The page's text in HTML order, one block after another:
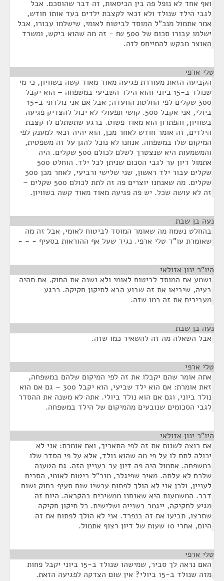
ואף אחד לא נופל פה בין הכיסאות, זה דבר שהוסכם. אבל
לגבי הילד שנולד ולא זכאי לקצבת ילדים בעד אותו חודש,
אמר אתמול מנכ"ל המוסד לביטוח לאומי, שישלמו עבורו, אבל
ישלמו עבורו סכום של 500 ₪ - זה מה שהוא ביקש, ומשרד
האוצר מבקש להתייחס לזה.
טלי ארפי
הקביעה הזאת מעוררת פגיעה מאוד מאוד קשה בשוויון, כי מי
שנולד ב-15 ביוני והוא הילד השביעי במשפחה – הוא יקבל
300 שקלים לפי החלטת הוועדה; אבל אם אני נולדתי ב-15
ביולי, אני אקבל 500. קושי תפעולי לא יכול להצדיק פגיעה
בשוויון, והפתרון הוא מאוד פשוט. ברגע שתשתלם לו קצבת
הילדים, זה אומר חודש לאחר מכן, הוא יהיה זכאי למענק לפי
המיקום שלו במשפחה. אנחנו לא נוכל להגן על זה משפטית,
והמשמעות היא שנצטרך לשלם לכולם 500 שקלים. היה
אתמול דיון ער לגבי הסכום שניתן לכל ילד. הוחלט 500
שקלים עבור ילד ראשון, שני שלישי ורביעי, לאחר מכן 300
שקלים. מה שאנחנו יוצרים פה זה לתת לכולם 500 שקלים –
זה לא עושה שכל. יש פה פגיעה מאוד מאוד קשה בשוויון.
נעה בן שבת
בהחלט נשמח מה שאומר המוסד לביטוח לאומי, אבל זה מה
שאומרת עו"ד טלי ארפי. נגיד שעל אף ההוראות בסעיף - - -
היו"ר ינון אזולאי
נשמע את המוסד לביטוח לאומי ולא נשנה את החוק. אם תהיה
בעיה, שיביאו את זה שבוע הבא לתיקון חקיקה. כרגע
מעבירים את זה כמו שזה.
נעה בן שבת
אבל השאלה מה זה להשאיר כמו שזה.
טלי ארפי
אתה אומר שהם יקבלו את זה לפי המיקום שלהם במשפחה,
זאת אומרת: אם הוא ילד שביעי, הוא יקבל 300 – גם אם הוא
נולד ביוני, וגם אם הוא נולד ביולי. אתה לא משנה את ההסדר
לגבי הסכומים שנובעים מהמיקום של הילד במשפחה.
היו"ר ינון אזולאי
את רוצה לשנות את זה לפי התאריך, ואת אומרת: אני לא
יכולה לתת לו על פי מה שהוא נולד, אלא על פי הסדר שלו
במשפחה. אתמול היה פה דיון ער בעניין הזה. גם הטענה
שלכם לא עלתה. מאיר שפיגלר, מנכ"ל ביטוח לאומי, הסכים
לעניין, ולכן אני לא הולך לפתוח עכשיו שום סעיף בחוק ושום
דבר. המשמעות היא שאנחנו ממשיכים בהקראה. היום זה
מגיע לחקיקה, ייגמר בשנייה ושלישית. כל תיקון חקיקה
שתרצו, תביעו את זה בנפרד. אני לא הולך לפתוח את זה
היום, אחרי 10 שעות של דיון רצוף אתמול.
טלי ארפי
האם נראה לך סביר, שמישהו שנולד ב-15 ביוני יקבל פחות
מזה שנולד ב-15 ביולי? אין שום הצדקה לפגיעה הזאת.